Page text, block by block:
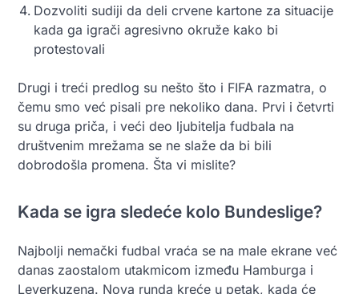
Dozvoliti sudiji da deli crvene kartone za situacije
kada ga igrači agresivno okruže kako bi
protestovali
Drugi i treći predlog su nešto što i FIFA razmatra, o
čemu smo već pisali pre nekoliko dana. Prvi i četvrti
su druga priča, i veći deo ljubitelja fudbala na
društvenim mrežama se ne slaže da bi bili
dobrodošla promena. Šta vi mislite?
Kada se igra sledeće kolo Bundeslige?
Najbolji nemački fudbal vraća se na male ekrane već
danas zaostalom utakmicom između Hamburga i
Leverkuzena. Nova runda kreće u petak, kada će